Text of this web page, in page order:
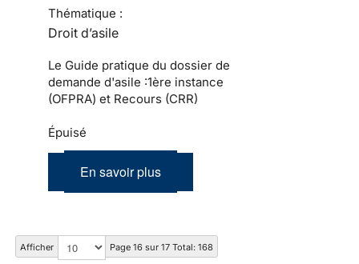
Thématique :
Droit d’asile
Le Guide pratique du dossier de
demande d'asile :1ère instance
(OFPRA) et Recours (CRR)
Épuisé
En savoir plus
Afficher Page 16 sur 17 Total: 168